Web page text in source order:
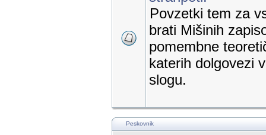
Povzetki tem za
brati Mišinih
pomembne
katerih dolgovezi
slogu.
Peskovnik